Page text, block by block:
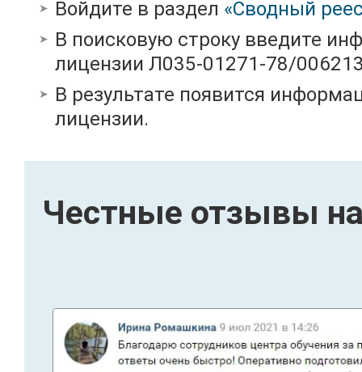
Войдите в раздел «Сводный
В поисковую строку введите
лицензии Л035-01271-78/
В результате появится
лицензии.
Честные отзывы